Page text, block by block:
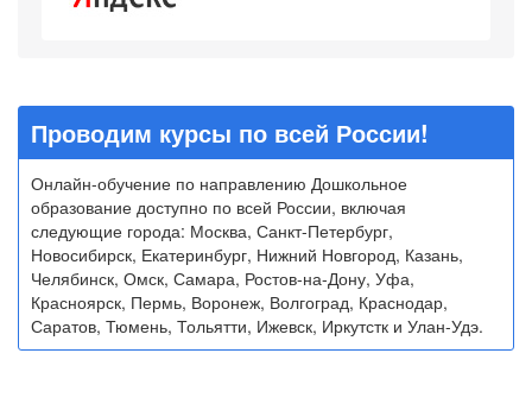
Проводим курсы по всей России!
Онлайн-обучение по направлению Дошкольное
образование доступно по всей России, включая
следующие города: Москва, Санкт-Петербург,
Новосибирск, Екатеринбург, Нижний Новгород, Казань,
Челябинск, Омск, Самара, Ростов-на-Дону, Уфа,
Красноярск, Пермь, Воронеж, Волгоград, Краснодар,
Саратов, Тюмень, Тольятти, Ижевск, Иркутстк и Улан-Удэ.